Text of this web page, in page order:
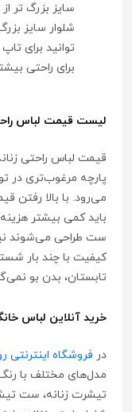
سایز بزرگ تر
شلوار سایز
توانید برای
برای راحتی
لیست قیمت لباس
قیمت لباس راحتی
پارچه مرغوب‌تری در
می‌رود. با بالا رفتن
باید کمی بیشتر
ست طراحی می‌شوند
کیفیت با چند بار
تابستان، بدن بو
خرید آنلاین لباس
در فروشگاه اینترنتی
مدل‌های مختلف با
تیشرت زنانه، ست